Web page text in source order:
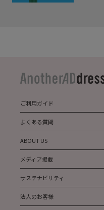
ご利用ガイド
よくある質問
ABOUT US
メディア掲載
サステナビリティ
法人のお客様